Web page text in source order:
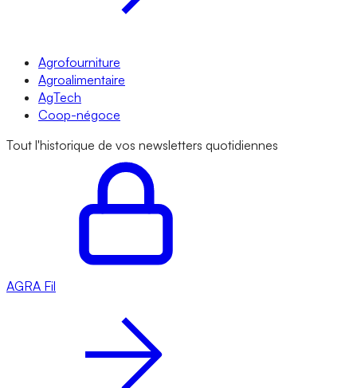
Agrofourniture
Agroalimentaire
AgTech
Coop-négoce
Tout l'historique de vos newsletters quotidiennes
AGRA Fil